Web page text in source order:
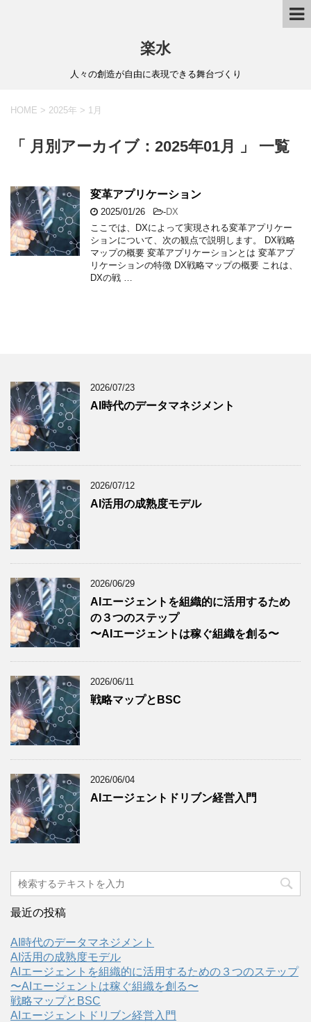
楽水
人々の創造が自由に表現できる舞台づくり
HOME > 2025年 > 1月
「 月別アーカイブ：2025年01月 」 一覧
変革アプリケーション
2025/01/26 -DX
ここでは、DXによって実現される変革アプリケー
ションについて、次の観点で説明します。 DX戦略
マップの概要 変革アプリケーションとは 変革アプ
リケーションの特徴 DX戦略マップの概要 これは、
DXの戦 …
2026/07/23
AI時代のデータマネジメント
2026/07/12
AI活用の成熟度モデル
2026/06/29
AIエージェントを組織的に活用するため
の３つのステップ
〜AIエージェントは稼ぐ組織を創る〜
2026/06/11
戦略マップとBSC
2026/06/04
AIエージェントドリブン経営入門
最近の投稿
AI時代のデータマネジメント
AI活用の成熟度モデル
AIエージェントを組織的に活用するための３つのステップ
〜AIエージェントは稼ぐ組織を創る〜
戦略マップとBSC
AIエージェントドリブン経営入門